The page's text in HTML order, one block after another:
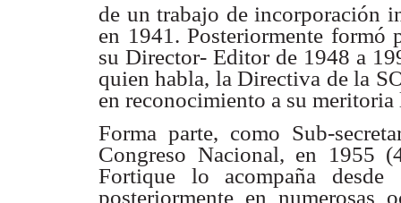
de un trabajo de incorporación
en 1941. Posteriormente formó
su Director- Editor de 1948 a
quien habla, la Directiva de la
en reconocimiento a su
Forma parte, como Sub-
Congreso Nacional, en 1955
Fortique lo acompaña
posteriormente en numerosas